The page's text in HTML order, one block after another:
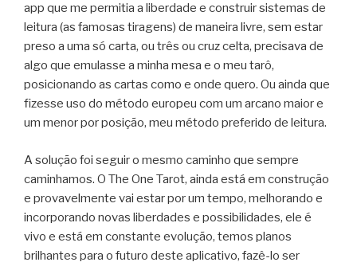
app que me permitia a liberdade e construir sistemas de
leitura (as famosas tiragens) de maneira livre, sem estar
preso a uma só carta, ou três ou cruz celta, precisava de
algo que emulasse a minha mesa e o meu tarô,
posicionando as cartas como e onde quero. Ou ainda que
fizesse uso do método europeu com um arcano maior e
um menor por posição, meu método preferido de leitura.
A solução foi seguir o mesmo caminho que sempre
caminhamos. O The One Tarot, ainda está em construção
e provavelmente vai estar por um tempo, melhorando e
incorporando novas liberdades e possibilidades, ele é
vivo e está em constante evolução, temos planos
brilhantes para o futuro deste aplicativo, fazê-lo ser